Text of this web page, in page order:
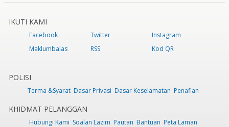
IKUTI KAMI
Facebook Twitter
Instagram
Maklumbalas
RSS Kod QR
POLISI
Terma &Syarat Dasar Privasi Dasar Keselamatan Penafian
KHIDMAT PELANGGAN
Hubungi Kami Soalan Lazim Pautan Bantuan Peta Laman